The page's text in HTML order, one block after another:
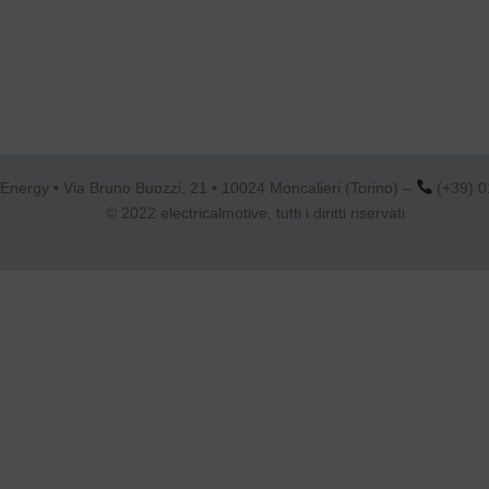
• Via Bruno Buozzi, 21 • 10024 Moncalieri (Torino) –
(+39)
© 2022 electricalmotive, tutti i diritti riservati